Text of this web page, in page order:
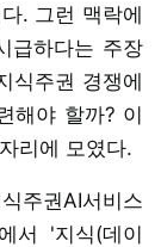
. 그런 맥락에
급하다는 주장
식주권 경쟁에
해야 할까? 이
리에 모였다.
주권AI서비스
서 '지식(데이